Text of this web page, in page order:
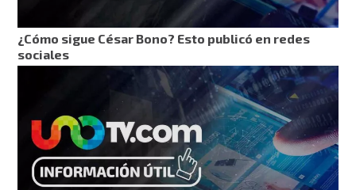
¿Cómo sigue César Bono? Esto publicó en redes
sociales